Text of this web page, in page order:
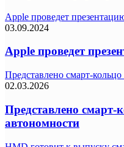
Apple проведет
03.09.2024
Apple проведет
Представлено смарт-
02.03.2026
Представлено смарт-
автономности